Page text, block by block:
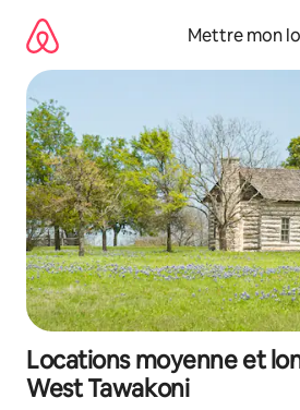
directement
contenu
Mettre mon
Locations moyenne et
West Tawakoni